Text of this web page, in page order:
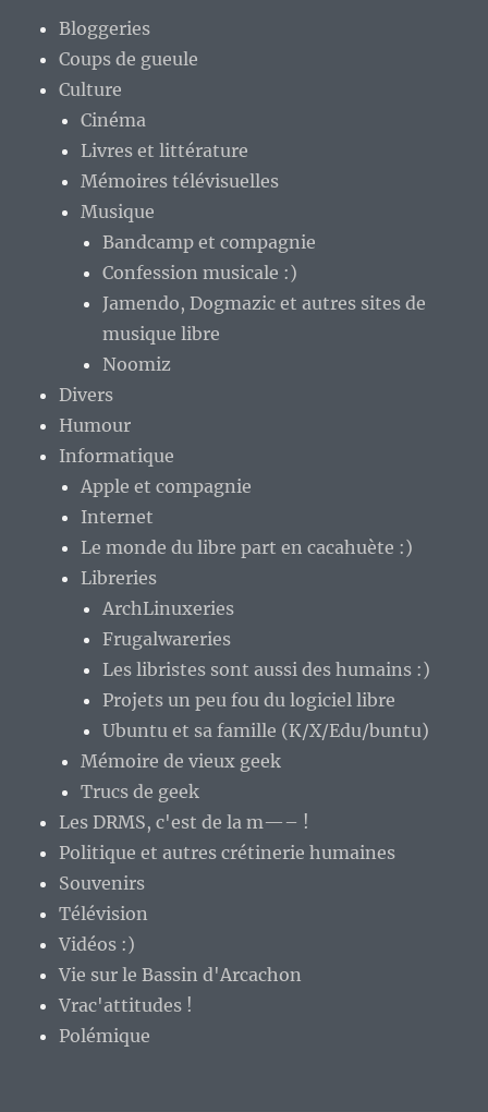
Bloggeries
Coups de gueule
Culture
Cinéma
Livres et littérature
Mémoires télévisuelles
Musique
Bandcamp et compagnie
Confession musicale :)
Jamendo, Dogmazic et autres sites de
musique libre
Noomiz
Divers
Humour
Informatique
Apple et compagnie
Internet
Le monde du libre part en cacahuète :)
Libreries
ArchLinuxeries
Frugalwareries
Les libristes sont aussi des humains :)
Projets un peu fou du logiciel libre
Ubuntu et sa famille (K/X/Edu/buntu)
Mémoire de vieux geek
Trucs de geek
Les DRMS, c'est de la m—– !
Politique et autres crétinerie humaines
Souvenirs
Télévision
Vidéos :)
Vie sur le Bassin d'Arcachon
Vrac'attitudes !
Polémique